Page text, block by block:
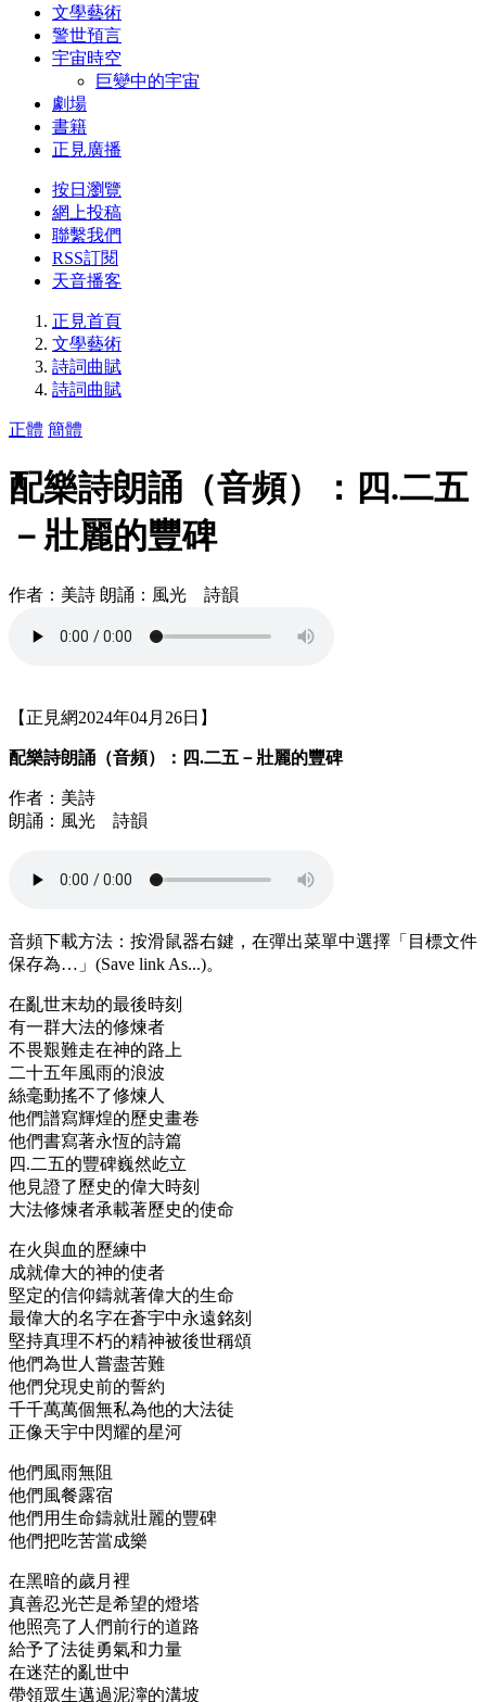
文學藝術
警世預言
宇宙時空
巨變中的宇宙
劇場
書籍
正見廣播
按日瀏覽
網上投稿
聯繫我們
RSS訂閱
天音播客
正見首頁
文學藝術
詩詞曲賦
詩詞曲賦
正體 簡體
配樂詩朗誦（音頻）：四.二五
－壯麗的豐碑
作者：美詩 朗誦：風光 詩韻
【正見網2024年04月26日】
配樂詩朗誦（音頻）：四.二五－壯麗的豐碑
作者：美詩
朗誦：風光 詩韻
音頻下載方法：按滑鼠器右鍵，在彈出菜單中選擇「目標文件
保存為…」(Save link As...)。
在亂世末劫的最後時刻
有一群大法的修煉者
不畏艱難走在神的路上
二十五年風雨的浪波
絲毫動搖不了修煉人
他們譜寫輝煌的歷史畫卷
他們書寫著永恆的詩篇
四.二五的豐碑巍然屹立
他見證了歷史的偉大時刻
大法修煉者承載著歷史的使命
在火與血的歷練中
成就偉大的神的使者
堅定的信仰鑄就著偉大的生命
最偉大的名字在蒼宇中永遠銘刻
堅持真理不朽的精神被後世稱頌
他們為世人嘗盡苦難
他們兌現史前的誓約
千千萬萬個無私為他的大法徒
正像天宇中閃耀的星河
他們風雨無阻
他們風餐露宿
他們用生命鑄就壯麗的豐碑
他們把吃苦當成樂
在黑暗的歲月裡
真善忍光芒是希望的燈塔
他照亮了人們前行的道路
給予了法徒勇氣和力量
在迷茫的亂世中
帶領眾生邁過泥濘的溝坡